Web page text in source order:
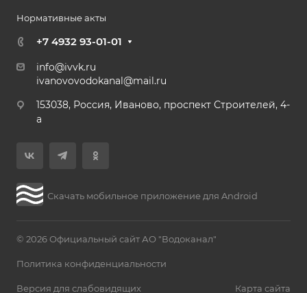
Нормативные акты
+7 4932 93-01-01
info@ivvk.ru
ivanovovodokanal@mail.ru
153038, Россия, Иваново, проспект Строителей, 4-
а
Скачать мобильное приложение для Android
© 2026 Официальный сайт АО "Водоканал"
Политика конфиденциальности
Версия для слабовидящих Карта сайта